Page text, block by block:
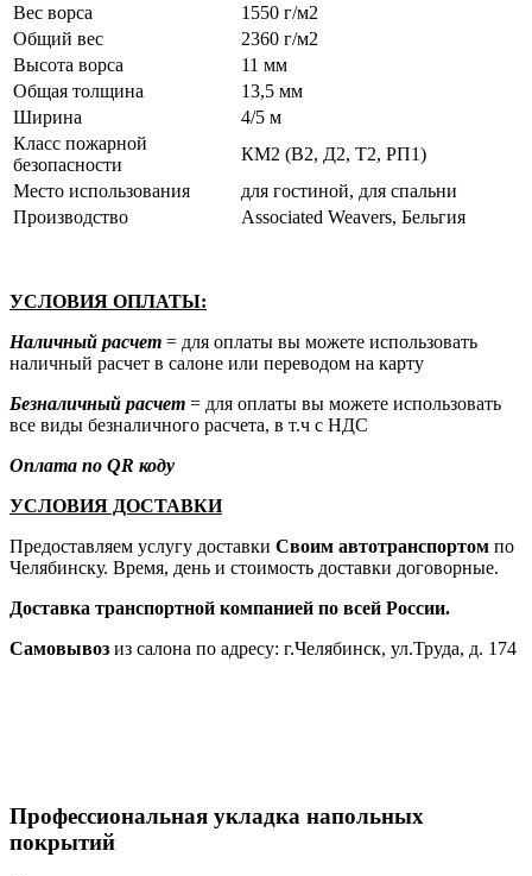
Вес ворса
1550 г/м2
Общий вес
2360 г/м2
Высота ворса
11 мм
Общая толщина
13,5 мм
Ширина
4/5 м
Класс пожарной
безопасности
КМ2 (В2, Д2, Т2, РП1)
Место использования
для гостиной, для спальни
Производство
Associated Weavers, Бельгия
УСЛОВИЯ ОПЛАТЫ:
Наличный расчет = для оплаты вы можете использовать
наличный расчет в салоне или переводом на карту
Безналичный расчет = для оплаты вы можете использовать
все виды безналичного расчета, в т.ч с НДС
Оплата по QR коду
УСЛОВИЯ ДОСТАВКИ
Предоставляем услугу доставки Своим автотранспортом по
Челябинску. Время, день и стоимость доставки договорные.
Доставка транспортной компанией по всей России.
Самовывоз из салона по адресу: г.Челябинск, ул.Труда, д. 174
Профессиональная укладка напольных
покрытий